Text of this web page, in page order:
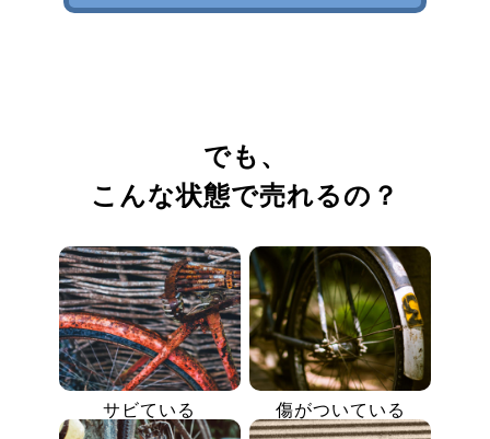
でも、
こんな状態で売れるの？
サビている 傷がついている